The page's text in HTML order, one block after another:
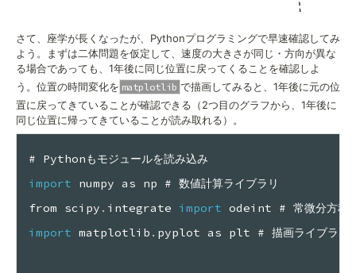
さて、座学が長くなったが、Pythonプログラミングで早速確認してみ
よう。まずは二体問題を仮定して、速度の大きさが同じ・方向が異な
る場合であっても、1年後に同じ位置に戻ってくることを確認しよ
う。位置の時間変化を matplotlib で描画してみると、1年後に元の位
置に戻ってきていることが確認できる（2つ目のグラフから、1年後に
同じ位置に帰ってきていることが読み取れる）。
# Pythonもモジュールを読み込み
import numpy as np # 数値計算ライブラリ
from scipy . integrate import odeint # 常微分方程式
import matplotlib . pyplot as plt # 描画ライブラリ